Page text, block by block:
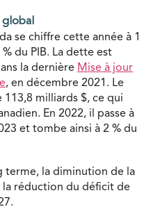
se chiffre cette année à 1
du PIB. La dette est
la dernière Mise à jour
, en décembre 2021. Le
milliards $, ce qui
En 2022, il passe à
et tombe ainsi à 2 % du
terme, la diminution de la
réduction du déficit de